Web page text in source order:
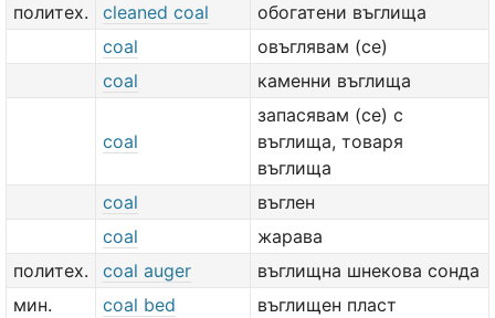
политех.
cleaned coal
обогатени въглища
coal
овъглявам (се)
coal
каменни въглища
coal
запасявам (се) с
въглища, товаря
въглища
coal
въглен
coal
жарава
политех.
coal auger
въглищна шнекова сонда
мин.
coal bed
въглищен пласт